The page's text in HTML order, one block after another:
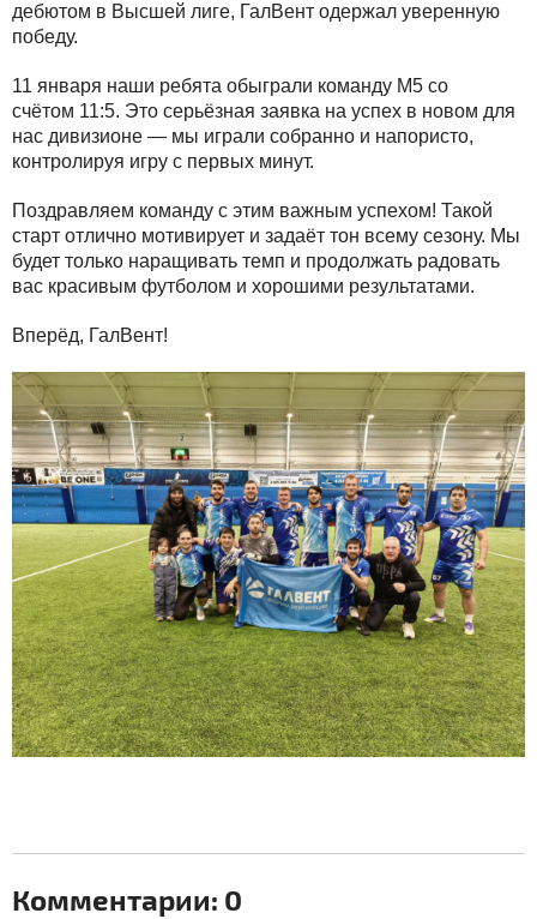
дебютом в Высшей лиге, ГалВент одержал уверенную
победу.
11 января наши ребята обыграли команду М5 со
счётом 11:5. Это серьёзная заявка на успех в новом для
нас дивизионе — мы играли собранно и напористо,
контролируя игру с первых минут.
Поздравляем команду с этим важным успехом! Такой
старт отлично мотивирует и задаёт тон всему сезону. Мы
будет только наращивать темп и продолжать радовать
вас красивым футболом и хорошими результатами.
Вперёд, ГалВент!
Комментарии: 0